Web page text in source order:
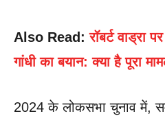
Also Read:रॉबर्ट वाड्रा
गांधी का बयान: क्या है पूरा
2024 के लोकसभा चुनाव में,